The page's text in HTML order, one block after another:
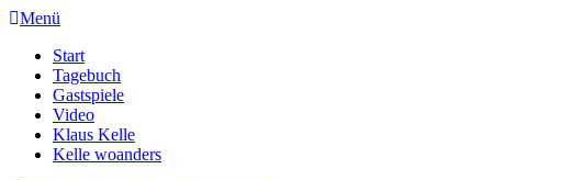
Menü
Start
Tagebuch
Gastspiele
Video
Klaus Kelle
Kelle woanders